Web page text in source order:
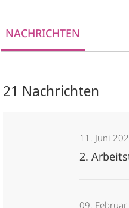
NACHRICHTEN
21 Nachrichten
11. Juni
2.
09.